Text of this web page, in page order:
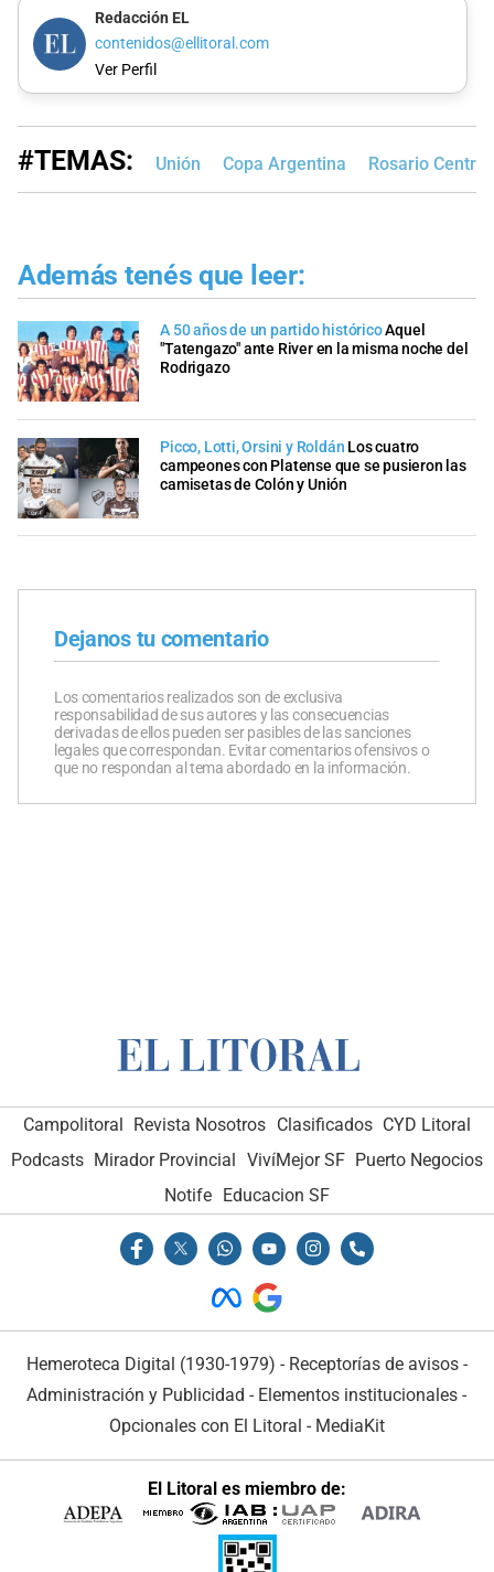
Redacción EL
contenidos@ellitoral.com
Ver Perfil
#TEMAS: Unión Copa Argentina Rosario Central
Además tenés que leer:
A 50 años de un partido históricoAquel
"Tatengazo" ante River en la misma noche del
Rodrigazo
Picco, Lotti, Orsini y Roldán Los cuatro
campeones con Platense que se pusieron las
camisetas de Colón y Unión
Dejanos tu comentario
Los comentarios realizados son de exclusiva
responsabilidad de sus autores y las consecuencias
derivadas de ellos pueden ser pasibles de las sanciones
legales que correspondan. Evitar comentarios ofensivos o
que no respondan al tema abordado en la información.
Campolitoral Revista Nosotros Clasificados CYD Litoral
Podcasts Mirador Provincial VivíMejor SF Puerto Negocios
Notife Educacion SF
Hemeroteca Digital (1930-1979) - Receptorías de avisos -
Administración y Publicidad - Elementos institucionales -
Opcionales con El Litoral - MediaKit
El Litoral es miembro de: